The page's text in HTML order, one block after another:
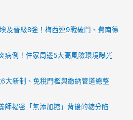
及晉級8強！梅西連9戰破門、費南德
病例！住家周邊5大高風險環境曝光
大新制、免稅門檻與繳納管道總整
師揭密「無添加糖」背後的糖分陷